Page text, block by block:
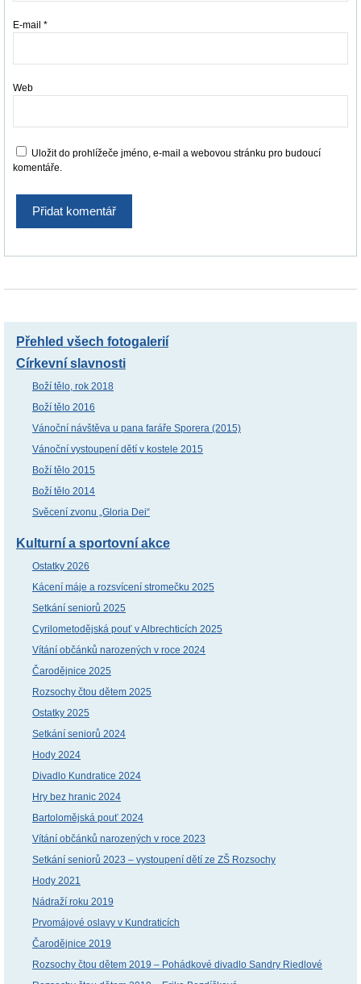
E-mail *
Web
Uložit do prohlížeče jméno, e-mail a webovou stránku pro budoucí
komentáře.
Přehled všech fotogalerií
Církevní slavnosti
Boží tělo, rok 2018
Boží tělo 2016
Vánoční návštěva u pana faráře Sporera (2015)
Vánoční vystoupení dětí v kostele 2015
Boží tělo 2015
Boží tělo 2014
Svěcení zvonu „Gloria Dei“
Kulturní a sportovní akce
Ostatky 2026
Kácení máje a rozsvícení stromečku 2025
Setkání seniorů 2025
Cyrilometodějská pouť v Albrechticích 2025
Vítání občánků narozených v roce 2024
Čarodějnice 2025
Rozsochy čtou dětem 2025
Ostatky 2025
Setkání seniorů 2024
Hody 2024
Divadlo Kundratice 2024
Hry bez hranic 2024
Bartolomějská pouť 2024
Vítání občánků narozených v roce 2023
Setkání seniorů 2023 – vystoupení dětí ze ZŠ Rozsochy
Hody 2021
Nádraží roku 2019
Prvomájové oslavy v Kundraticích
Čarodějnice 2019
Rozsochy čtou dětem 2019 – Pohádkové divadlo Sandry Riedlové